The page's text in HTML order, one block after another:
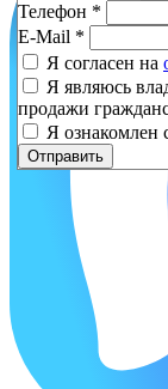
Телефон *
E-Mail *
Я согласен на
Я являюсь
продажи
Я ознакомлен
Отправить